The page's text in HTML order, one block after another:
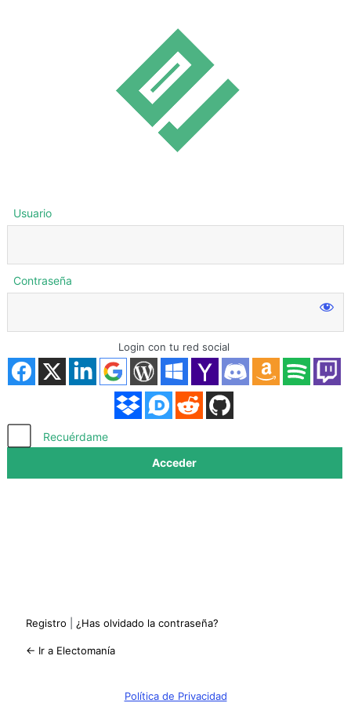
Acceder
Usuario
Contraseña
Login con tu red social
Recuérdame
Registro ¿Has olvidado la contraseña?
← Ir a Electomanía
Política de Privacidad